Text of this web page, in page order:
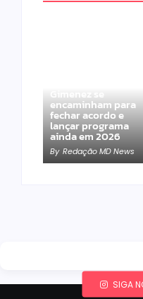
Gimenez se
encaminham para
fechar acordo e
lançar programa
ainda em 2026
By Redação MD News
SIGA